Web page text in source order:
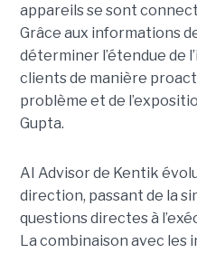
appareils se sont
Grâce aux informations
déterminer l’étendue de
clients de manière
problème et de
Gupta.
AI Advisor de Kentik
direction, passant de la
questions directes à
La combinaison avec les